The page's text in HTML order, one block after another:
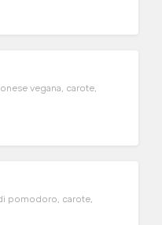
vegana, carote,
pomodoro, carote,